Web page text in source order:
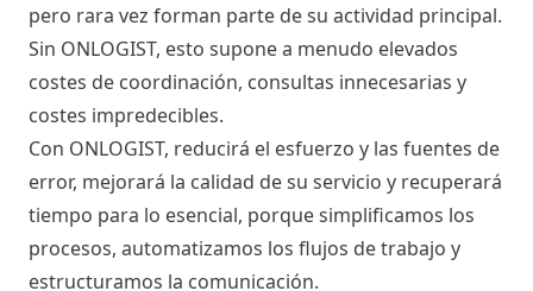
pero rara vez forman parte de su actividad principal.
Sin ONLOGIST, esto supone a menudo elevados
costes de coordinación, consultas innecesarias y
costes impredecibles.
Con ONLOGIST, reducirá el esfuerzo y las fuentes de
error, mejorará la calidad de su servicio y recuperará
tiempo para lo esencial, porque simplificamos los
procesos, automatizamos los flujos de trabajo y
estructuramos la comunicación.